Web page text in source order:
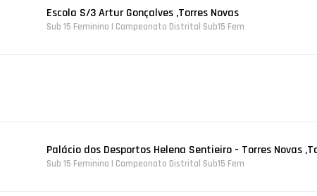
Escola S/3 Artur Gonçalves ,Torres Novas
Sub 15 Feminino | Campeonato Distrital Sub15 Fem
Palácio dos Desportos Helena Sentieiro - Torres Novas
Sub 15 Feminino | Campeonato Distrital Sub15 Fem